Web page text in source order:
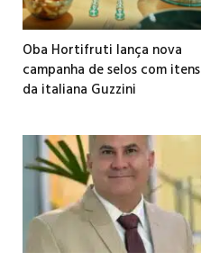
Oba Hortifruti lança nova
campanha de selos com itens
da italiana Guzzini